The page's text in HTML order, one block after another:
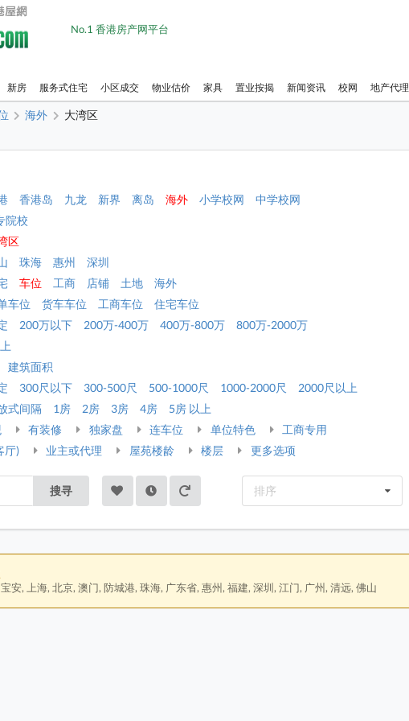
No.1 香港房产网平台
新房 服务式住宅 小区成交 物业估价 家具 置业按揭 新闻资讯 校网 地产代理
海外 大湾区
香港岛 九龙 新界 离岛 海外 小学校网
中学校网
院校
区
珠海 惠州
深圳
车位 工商 店铺 土地
海外
车位 货车车位 工商车位
住宅车位
200万以下 200万-400万 400万-800万
800万-2000万
建筑面积
300尺以下 300-500尺 500-1000尺 1000-2000尺
2000尺以上
式间隔 1房 2房 3房 4房
5房 以上
有装修 独家盘 连车位 单位特色
工商专用
厅) 业主或代理 屋苑楼龄 楼层 更多选项
搜寻 排序
安, 上海, 北京, 澳门, 防城港, 珠海, 广东省, 惠州, 福建, 深圳, 江门, 广州, 清远, 佛山